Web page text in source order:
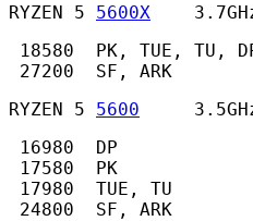
RYZEN 5 5600X
18580  PK, TUE, TU,
27200  SF, ARK
RYZEN 5 5600
16980  DP
17580  PK
17980  TUE, TU
24800  SF, ARK